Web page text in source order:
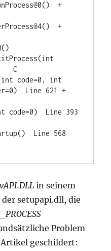
+
+
code=0, int
Line 621 +
code=0)  Line 393
Line 568
in seinem
setupapi.dll, die
Problem
geschildert: